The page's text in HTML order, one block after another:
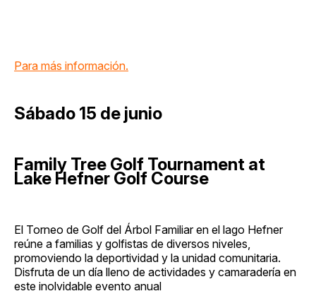
Para más información.
Sábado 15 de junio
Family Tree Golf Tournament at
Lake Hefner Golf Course
El Torneo de Golf del Árbol Familiar en el lago Hefner
reúne a familias y golfistas de diversos niveles,
promoviendo la deportividad y la unidad comunitaria.
Disfruta de un día lleno de actividades y camaradería en
este inolvidable evento anual